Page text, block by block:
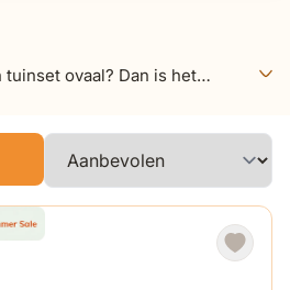
ovaal? Dan is het
die je: tuin, veranda of
genoeg tafelruimte en een